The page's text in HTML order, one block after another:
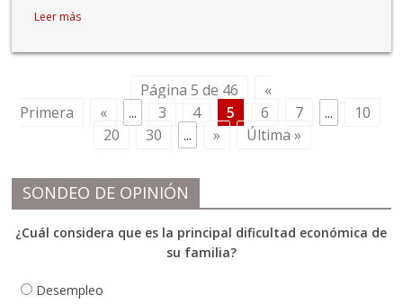
Leer más
Página 5 de 46
«
Primera
« ... 3 4 5 6 7 ...
10
20
30 ... » Última »
SONDEO DE OPINIÓN
¿Cuál considera que es la principal dificultad económica de
su familia?
Desempleo